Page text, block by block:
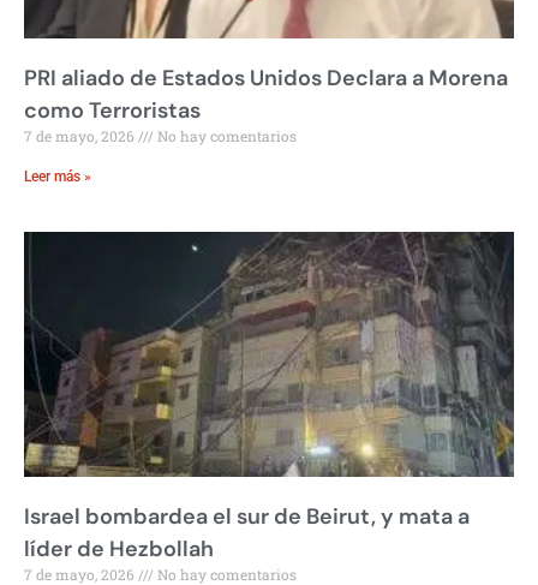
PRI aliado de Estados Unidos Declara a Morena
como Terroristas
7 de mayo, 2026 No hay comentarios
Leer más »
Israel bombardea el sur de Beirut, y mata a
líder de Hezbollah
7 de mayo, 2026 No hay comentarios